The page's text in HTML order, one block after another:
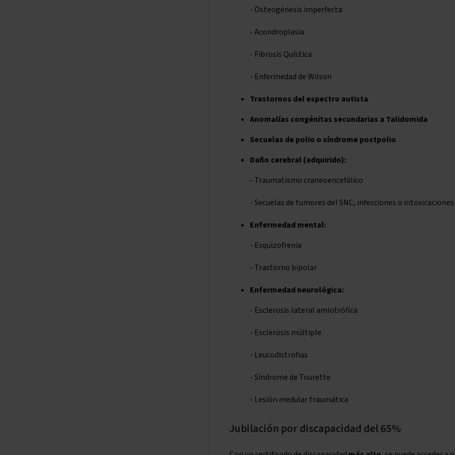
- Osteogénesis imperfecta
- Acondroplasia
- Fibrosis Quística
- Enfermedad de Wilson
Trastornos del espectro autista
Anomalías congénitas secundarias a Talidomida
Secuelas de polio o síndrome postpolio
Daño cerebral (adquirido):
- Traumatismo craneoencefálico
- Secuelas de tumores del SNC, infecciones o intoxicaciones
Enfermedad mental:
- Esquizofrenia
- Trastorno bipolar
Enfermedad neurológica:
- Esclerosis lateral amiotrófica
- Esclerosis múltiple
- Leucodistrofias
- Síndrome de Tourette
- Lesión medular traumática
Jubilación por discapacidad del 65%